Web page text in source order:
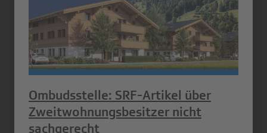
Ombudsstelle: SRF-Artikel über
Zweitwohnungsbesitzer nicht
sachgerecht